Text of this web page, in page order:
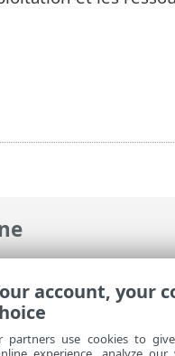
d'ESET>ESET
> Icône de
account, your
partners use cookies to